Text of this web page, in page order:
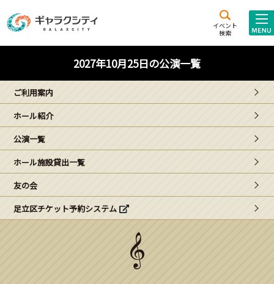
イベント
検索
施設案内
西新井
文化ホール
ギャラクシティとは
こどもみーてぃんぐ
Gがくえん
ブランドからのお知らせ
2027年10月25日の公演一覧
ご利用案内
ホール紹介
公演一覧
ホール施設貸出一覧
友の会
足立区チケット予約システム